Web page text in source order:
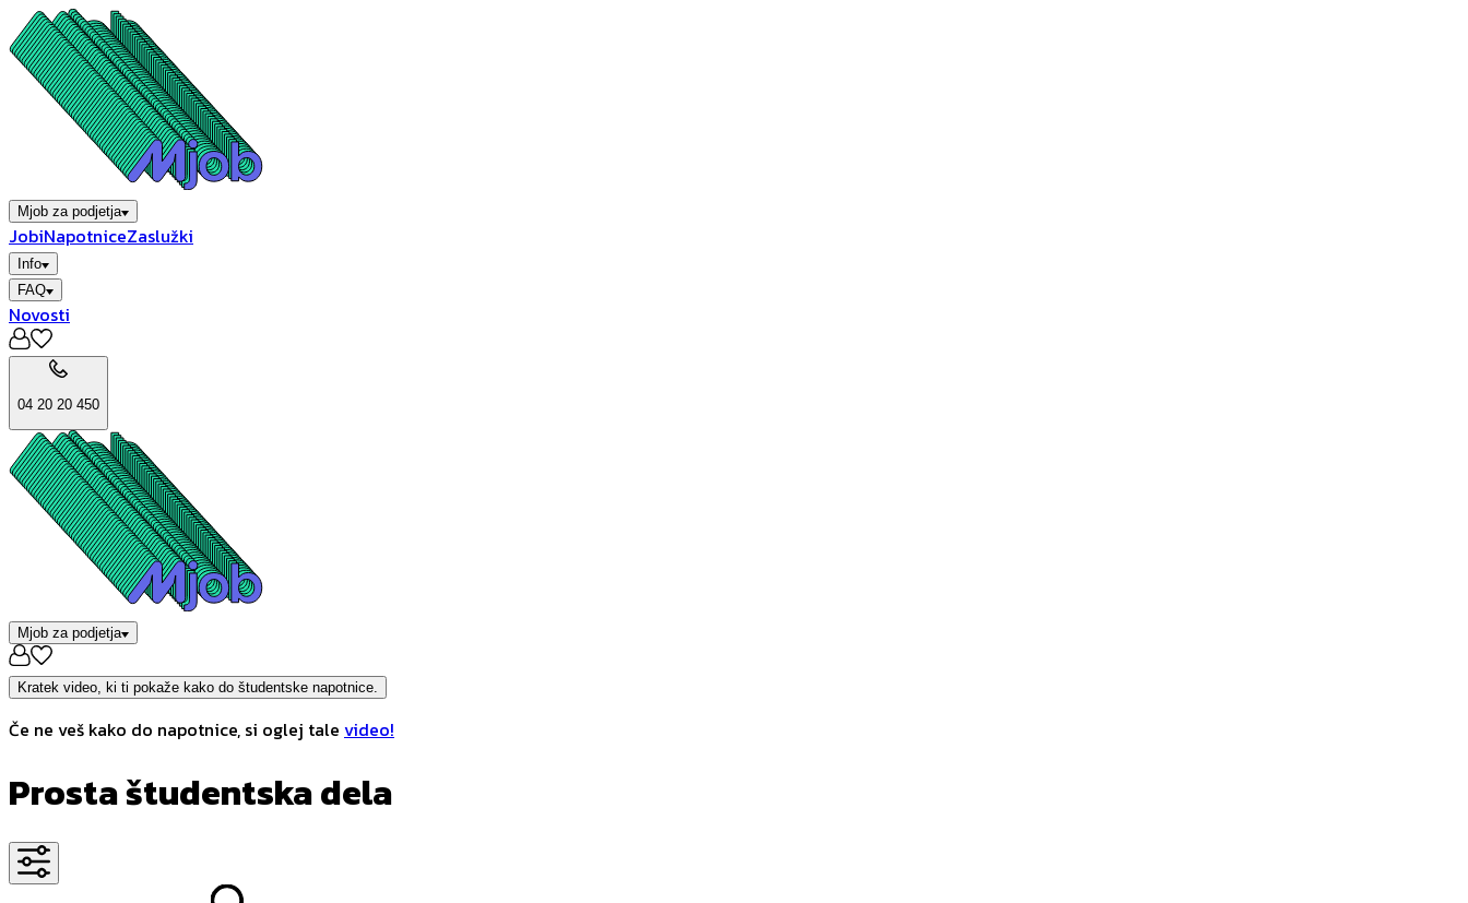
Mjob za podjetja
JobiNapotniceZaslužki
Info
FAQ
Novosti
04 20 20 450
Mjob za podjetja
Kratek video, ki ti pokaže kako do študentske napotnice.
Če ne veš kako do napotnice, si oglej tale video!
Prosta študentska dela